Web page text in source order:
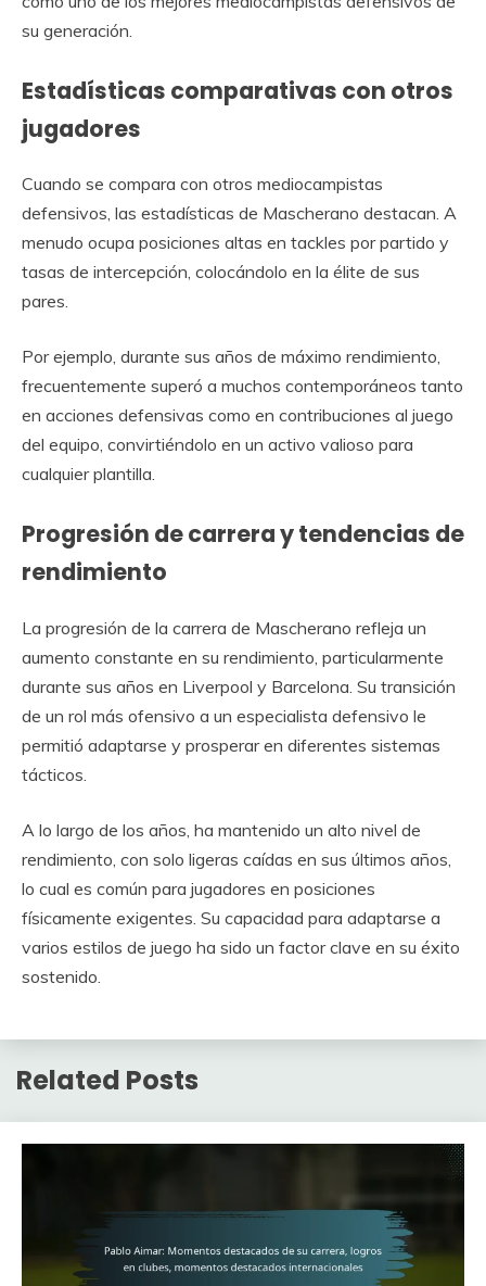
su generación.
Estadísticas comparativas con otros
jugadores
Cuando se compara con otros mediocampistas
defensivos, las estadísticas de Mascherano destacan. A
menudo ocupa posiciones altas en tackles por partido y
tasas de intercepción, colocándolo en la élite de sus
pares.
Por ejemplo, durante sus años de máximo rendimiento,
frecuentemente superó a muchos contemporáneos tanto
en acciones defensivas como en contribuciones al juego
del equipo, convirtiéndolo en un activo valioso para
cualquier plantilla.
Progresión de carrera y tendencias de
rendimiento
La progresión de la carrera de Mascherano refleja un
aumento constante en su rendimiento, particularmente
durante sus años en Liverpool y Barcelona. Su transición
de un rol más ofensivo a un especialista defensivo le
permitió adaptarse y prosperar en diferentes sistemas
tácticos.
A lo largo de los años, ha mantenido un alto nivel de
rendimiento, con solo ligeras caídas en sus últimos años,
lo cual es común para jugadores en posiciones
físicamente exigentes. Su capacidad para adaptarse a
varios estilos de juego ha sido un factor clave en su éxito
sostenido.
Related Posts